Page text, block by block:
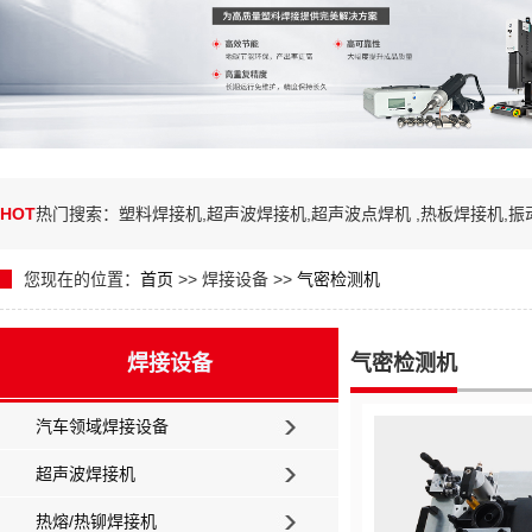
HOT热门搜索：塑料焊接机,超声波焊接机,超声波点焊机 ,热板焊接机,振
您现在的位置： 首页 >> 焊接设备 >> 气密检测机
焊接设备
汽车领域焊接设备
超声波焊接机
热熔/热铆焊接机
气密检测机